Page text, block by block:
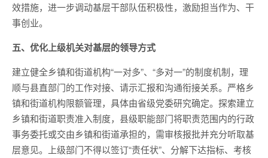
效措施，进一步调动基层干部队伍积极性，激励担当作为、干
事创业。
五、优化上级机关对基层的领导方式
建立健全乡镇和街道机构“一对多”、“多对一”的制度机制，理
顺与县直部门的工作对接、请示汇报和沟通衔接关系。严格乡
镇和街道机构限额管理，具体由省级党委研究确定。探索建立
乡镇和街道职责准入制度，县级职能部门将职责范围内的行政
事务委托或交由乡镇和街道承担的，需审核报批并充分听取基
层意见。上级部门不得以签订“责任状”、分解下达指标、考核